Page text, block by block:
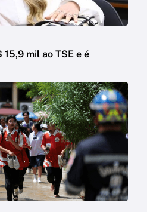
mil ao TSE e é